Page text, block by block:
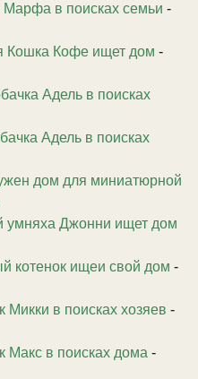
Марфа в поисках семьи -
Кошка Кофе ищет дом -
Адель в поисках
Адель в поисках
дом для миниатюрной
умняха Джонни ищет дом
котенок ищеи свой дом -
Микки в поисках хозяев -
Макс в поисках дома -